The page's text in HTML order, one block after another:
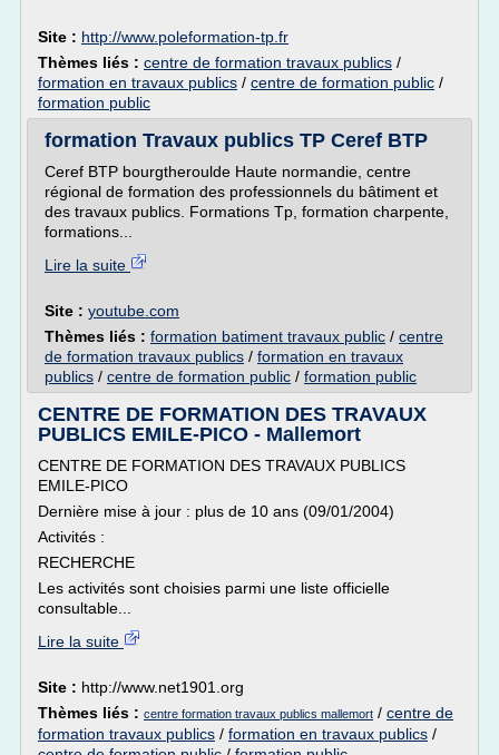
Site : http://www.poleformation-tp.fr
Thèmes liés : centre de formation travaux publics /
formation en travaux publics / centre de formation public /
formation public
formation Travaux publics TP Ceref BTP
Ceref BTP bourgtheroulde Haute normandie, centre
régional de formation des professionnels du bâtiment et
des travaux publics. Formations Tp, formation charpente,
formations...
Lire la suite
Site : youtube.com
Thèmes liés : formation batiment travaux public / centre
de formation travaux publics / formation en travaux
publics / centre de formation public / formation public
CENTRE DE FORMATION DES TRAVAUX
PUBLICS EMILE-PICO - Mallemort
CENTRE DE FORMATION DES TRAVAUX PUBLICS
EMILE-PICO
Dernière mise à jour : plus de 10 ans (09/01/2004)
Activités :
RECHERCHE
Les activités sont choisies parmi une liste officielle
consultable...
Lire la suite
Site : http://www.net1901.org
Thèmes liés : centre formation travaux publics mallemort / centre de
formation travaux publics / formation en travaux publics /